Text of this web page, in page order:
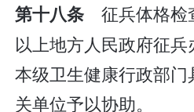
第十八条 征兵体格检
以上地方人民政府征兵
本级卫生健康行政部
关单位予以协助。